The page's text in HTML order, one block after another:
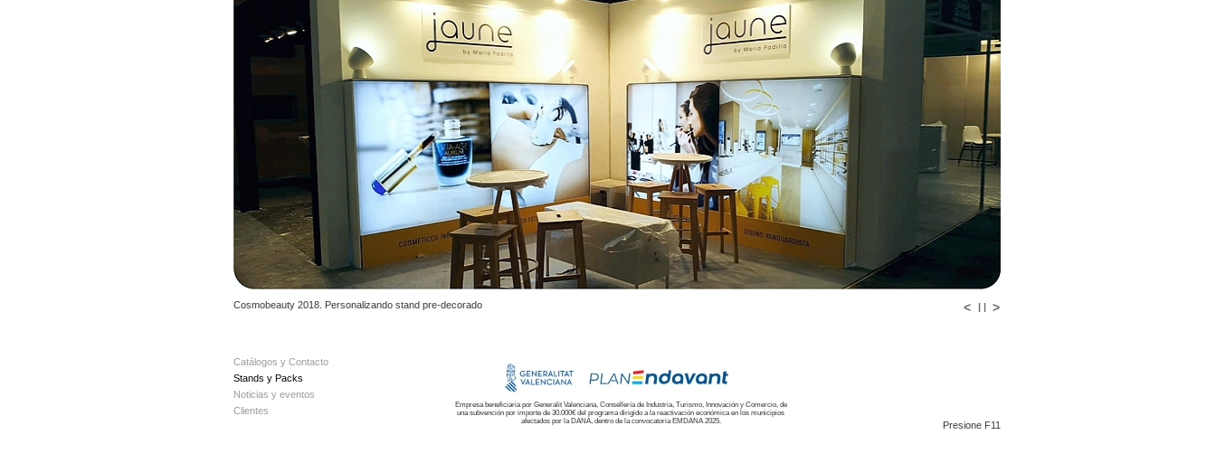
Cosmobeauty 2018. Personalizando stand pre-decorado < | | >
Catálogos y Contacto
Stands y Packs
Noticias y eventos
Clientes
Empresa beneficiaria por Generalit Valenciana, Consellería de Industria, Turismo, Innovación y Comercio, de
una subvención por importe de 30.000€ del programa dirigido a la reactivación económica en los municipios
afectados por la DANA, dentro de la convocatoria EMDANA 2025.
Presione F11